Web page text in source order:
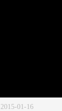
2015-01-16